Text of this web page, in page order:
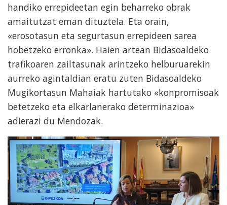
handiko errepideetan egin beharreko obrak
amaitutzat eman dituztela. Eta orain,
«erosotasun eta segurtasun errepideen sarea
hobetzeko erronka». Haien artean Bidasoaldeko
trafikoaren zailtasunak arintzeko helburuarekin
aurreko agintaldian eratu zuten Bidasoaldeko
Mugikortasun Mahaiak hartutako «konpromisoak
betetzeko eta elkarlanerako determinazioa»
adierazi du Mendozak.